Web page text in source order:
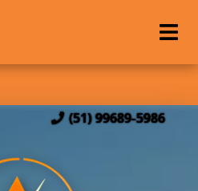
(51) 99689-5986